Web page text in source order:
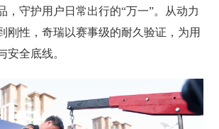
，守护用户日常出行的“万一”。从动力
刚性，奇瑞以赛事级的耐久验证，为用
安全底线。